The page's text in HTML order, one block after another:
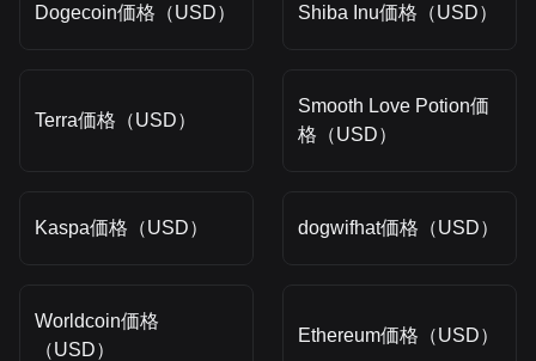
Dogecoin価格（USD） Shiba Inu価格（USD）
Terra価格（USD）
Smooth Love Potion価
格（USD）
Kaspa価格（USD） dogwifhat価格（USD）
Worldcoin価格
（USD）
Ethereum価格（USD）